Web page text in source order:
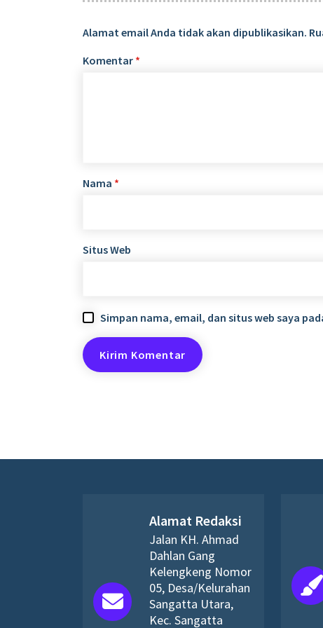
Alamat email Anda tidak akan dipublikasikan.
Komentar *
Nama *
Situs Web
Simpan nama, email, dan situs web saya
Alamat Redaksi
Jalan KH. Ahmad
Dahlan Gang
Kelengkeng Nomor
05, Desa/Kelurahan
Sangatta Utara,
Kec. Sangatta